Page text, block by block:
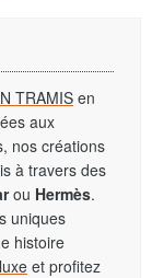
TRAMIS en
aux
nos créations
à travers des
ou Hermès.
uniques
histoire
et profitez